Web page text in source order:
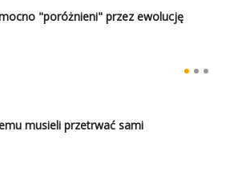
"poróżnieni" przez ewolucję
musieli przetrwać sami